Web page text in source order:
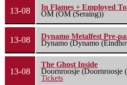
13-08
In Flames + Employed
OM (OM (Seraing))
13-08
Dynamo Metalfest Pre-
Dynamo (Dynamo
13-08
The Ghost Inside
Doornroosje (Doornroosje
Tickets